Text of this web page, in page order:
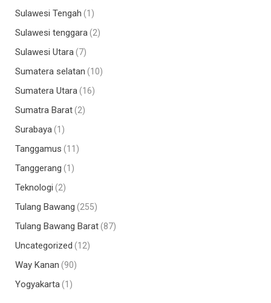
Sulawesi Tengah (1)
Sulawesi tenggara(2)
Sulawesi Utara(7)
Sumatera selatan (10)
Sumatera Utara(16)
Sumatra Barat(2)
Surabaya(1)
Tanggamus (11)
Tanggerang (1)
Teknologi (2)
Tulang Bawang (255)
Tulang Bawang Barat(87)
Uncategorized (12)
Way Kanan (90)
Yogyakarta(1)